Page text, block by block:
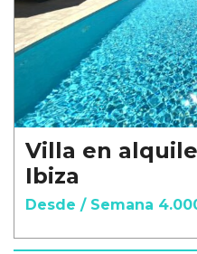
Villa en
Ibiza
Desde / Semana